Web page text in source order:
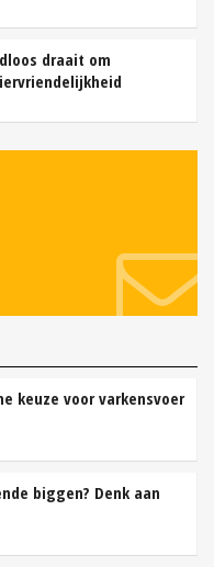
draait om
keuze voor varkensvoer
biggen? Denk aan